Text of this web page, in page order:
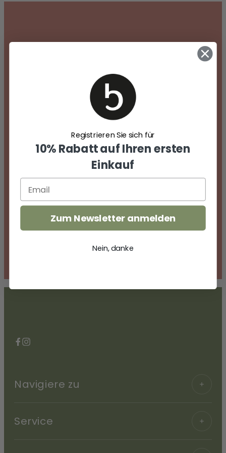
an und erhalten Sie
10%
Willkommensrabatt!
Abonnieren
Navigiere zu
Service
Registrieren Sie sich für
10% Rabatt auf Ihren ersten
Einkauf
Zum Newsletter anmelden
Nein, danke